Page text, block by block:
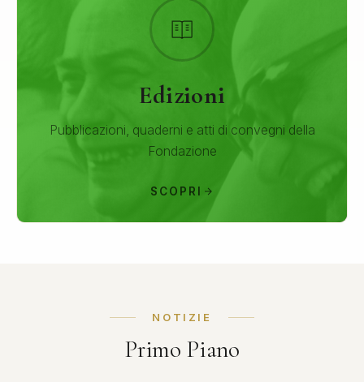
Edizioni
Pubblicazioni, quaderni e atti di convegni della
Fondazione
SCOPRI
NOTIZIE
Primo Piano